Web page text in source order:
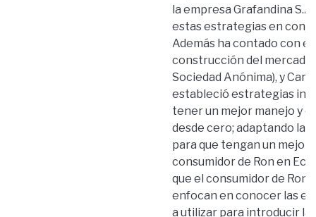
la empresa Grafandina
estas estrategias en
Además ha contado con el
construcción del mercado,
Sociedad Anónima), y
estableció estrategias
tener un mejor manejo y
desde cero; adaptando
para que tengan un mejor
consumidor de Ron en
que el consumidor de Ron
enfocan en conocer las
a utilizar para introducir la